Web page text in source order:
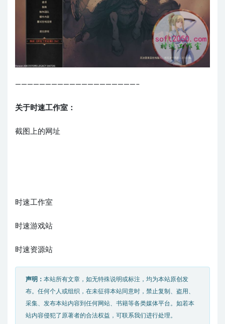
————————————————————–
关于时速工作室：
截图上的网址
时速工作室
时速游戏站
时速资源站
声明： 本站所有文章，如无特殊说明或标注，均为本站原创发
布。任何个人或组织，在未征得本站同意时，禁止复制、盗用、
采集、发布本站内容到任何网站、书籍等各类媒体平台。如若本
站内容侵犯了原著者的合法权益，可联系我们进行处理。